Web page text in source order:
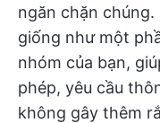
ngăn chặn chúng.
giống như một
nhóm của bạn,
phép, yêu cầu
không gây thêm